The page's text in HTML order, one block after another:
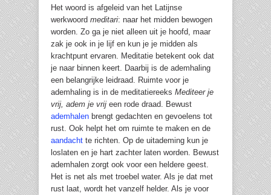
Het woord is afgeleid van het Latijnse
werkwoord meditari: naar het midden bewogen
worden. Zo ga je niet alleen uit je hoofd, maar
zak je ook in je lijf en kun je je midden als
krachtpunt ervaren. Meditatie betekent ook dat
je naar binnen keert. Daarbij is de ademhaling
een belangrijke leidraad. Ruimte voor je
ademhaling is in de meditatiereeks Mediteer je
vrij, adem je vrij een rode draad. Bewust
ademhalen brengt gedachten en gevoelens tot
rust. Ook helpt het om ruimte te maken en de
aandacht te richten. Op de uitademing kun je
loslaten en je hart zachter laten worden. Bewust
ademhalen zorgt ook voor een heldere geest.
Het is net als met troebel water. Als je dat met
rust laat, wordt het vanzelf helder. Als je voor